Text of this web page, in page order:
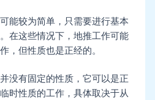
能较为简单，只需要进行基本
在这些情况下，地推工作可能
，但性质也是正经的。
没有固定的性质，它可以是正
时性质的工作，具体取决于从